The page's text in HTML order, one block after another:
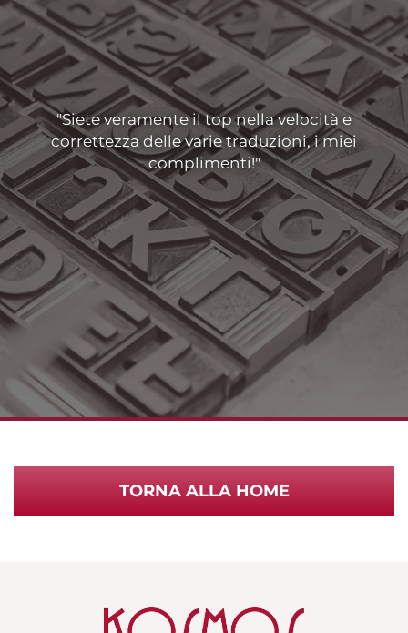
"Siete veramente il top nella velocità e
correttezza delle varie traduzioni, i miei
complimenti!"
TORNA ALLA HOME